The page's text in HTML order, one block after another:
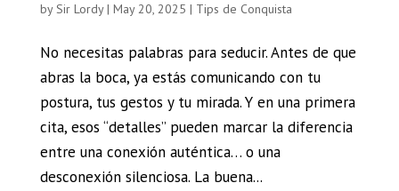
bySir Lordy| May 20, 2025 | Tips de Conquista
No necesitas palabras para seducir. Antes de que
abras la boca, ya estás comunicando con tu
postura, tus gestos y tu mirada. Y en una primera
cita, esos “detalles” pueden marcar la diferencia
entre una conexión auténtica… o una
desconexión silenciosa. La buena...